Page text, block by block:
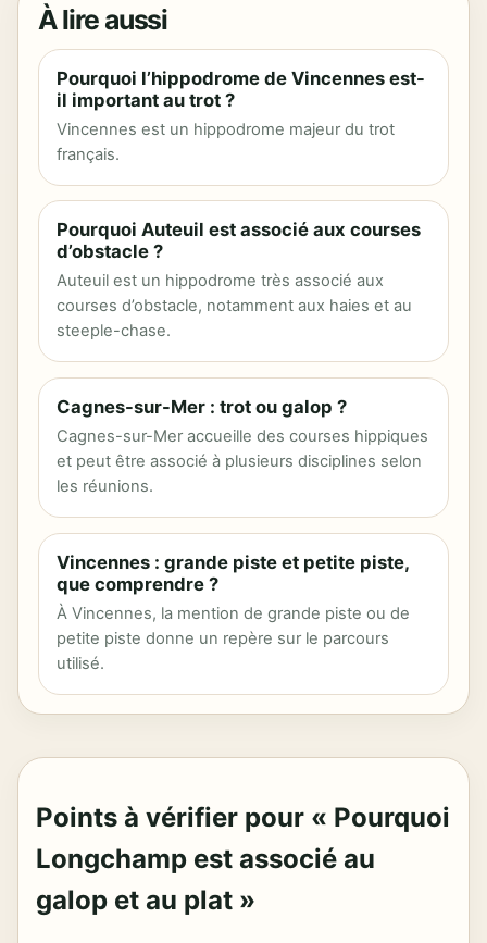
À lire aussi
Pourquoi l’hippodrome de Vincennes est-
il important au trot ?
Vincennes est un hippodrome majeur du trot
français.
Pourquoi Auteuil est associé aux courses
d’obstacle ?
Auteuil est un hippodrome très associé aux
courses d’obstacle, notamment aux haies et au
steeple-chase.
Cagnes-sur-Mer : trot ou galop ?
Cagnes-sur-Mer accueille des courses hippiques
et peut être associé à plusieurs disciplines selon
les réunions.
Vincennes : grande piste et petite piste,
que comprendre ?
À Vincennes, la mention de grande piste ou de
petite piste donne un repère sur le parcours
utilisé.
Points à vérifier pour « Pourquoi
Longchamp est associé au
galop et au plat »